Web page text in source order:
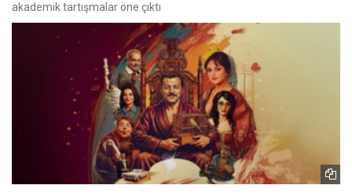
akademik tartışmalar öne çıktı